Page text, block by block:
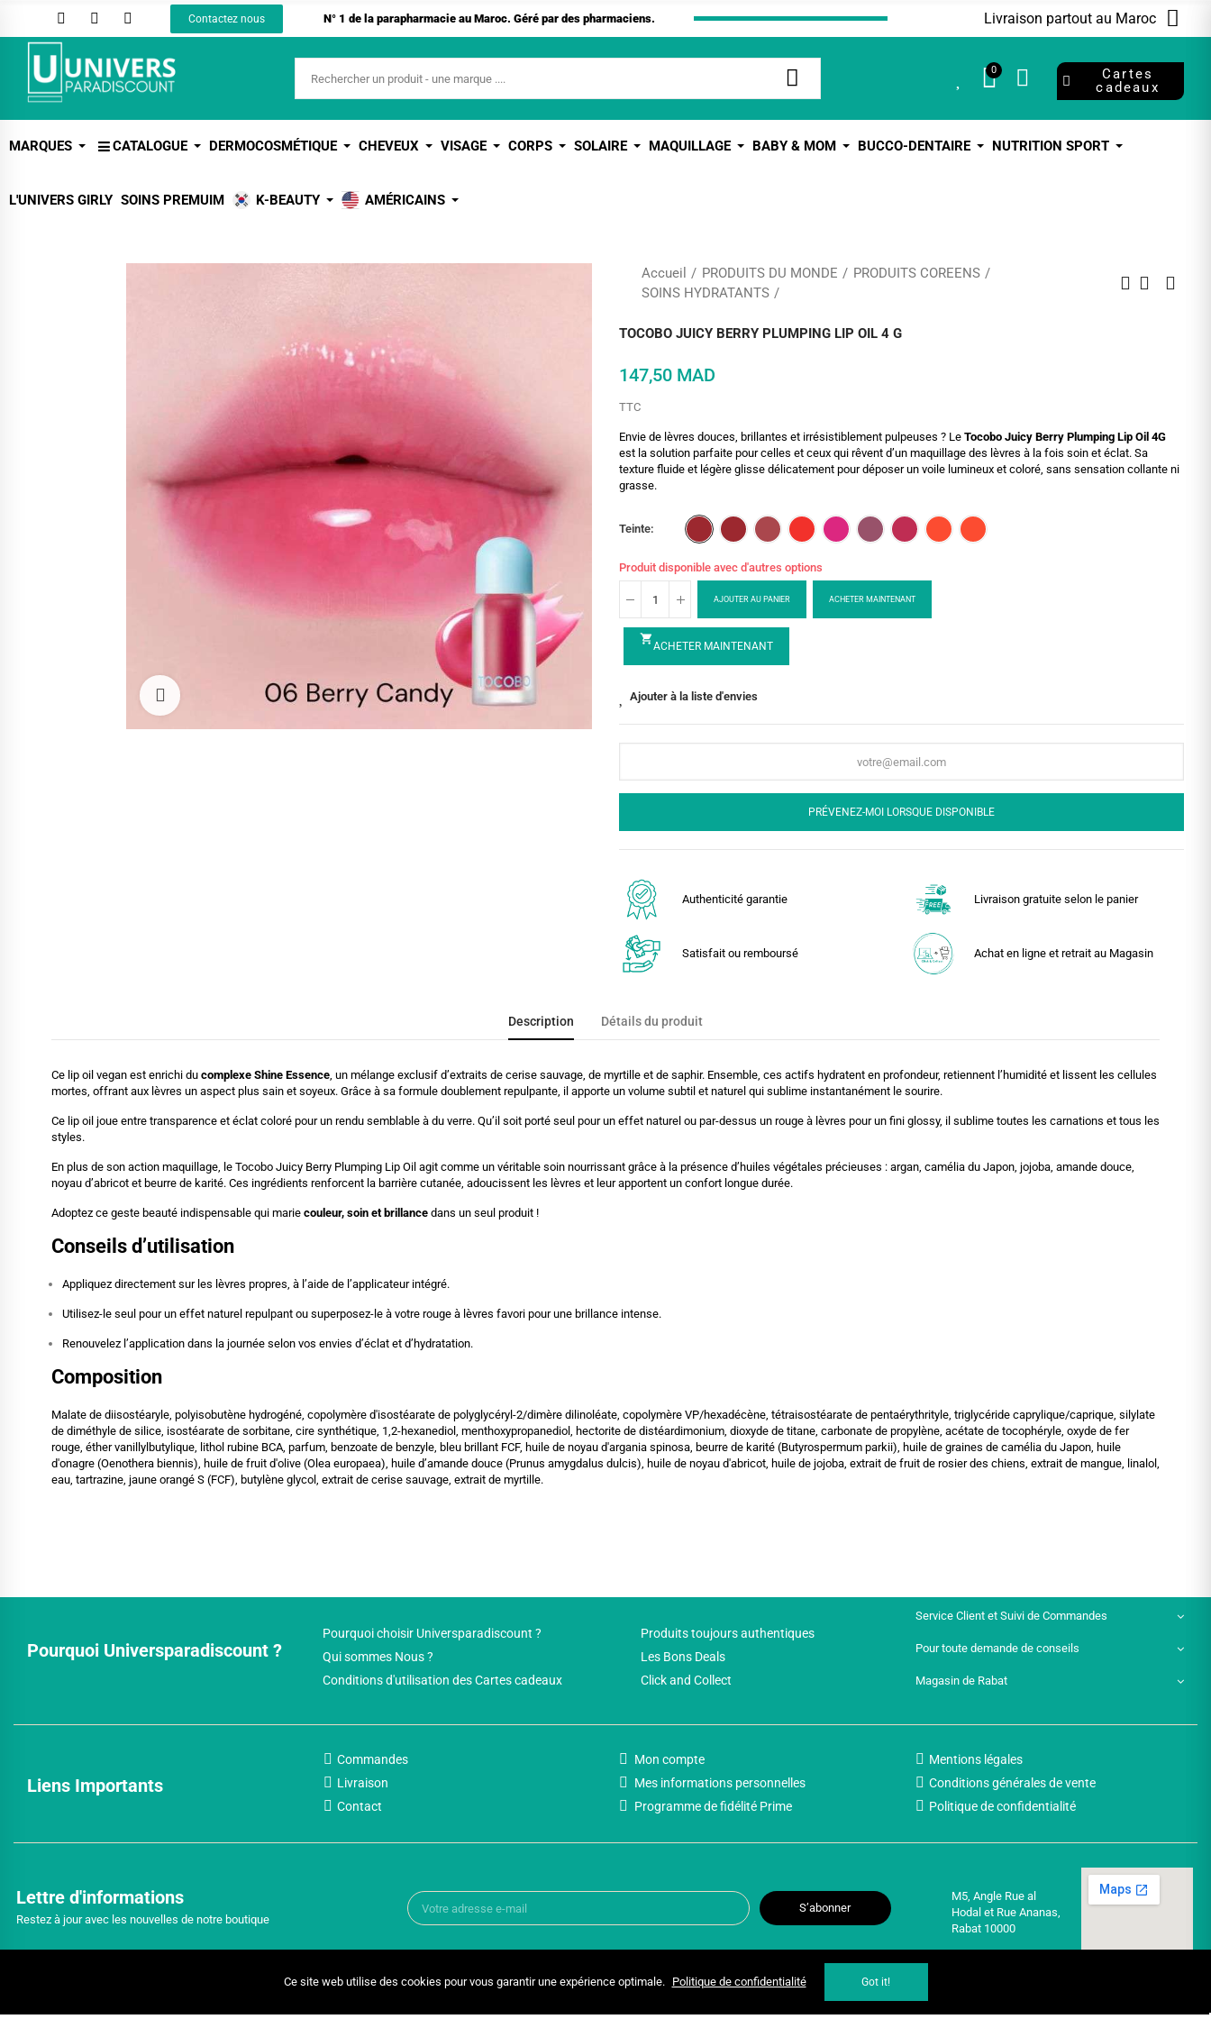
Contactez nous N° 1 de la parapharmacie au Maroc. Géré par des pharmaciens. Livraison partout au Maroc
0
Cartes
cadeaux
MARQUES CATALOGUE DERMOCOSMÉTIQUE CHEVEUX VISAGE CORPS SOLAIRE MAQUILLAGE BABY & MOM BUCCO-DENTAIRE NUTRITION SPORT
L'UNIVERS GIRLY SOINS PREMUIM K-BEAUTY AMÉRICAINS
Cliquez pour agrandir
Accueil PRODUITS DU MONDE
PRODUITS COREENS
SOINS HYDRATANTS
TOCOBO JUICY BERRY PLUMPING LIP OIL 4 G
147,50 MAD
TTC
Envie de lèvres douces, brillantes et irrésistiblement pulpeuses ? Le Tocobo Juicy Berry Plumping Lip Oil 4G
est la solution parfaite pour celles et ceux qui rêvent d’un maquillage des lèvres à la fois soin et éclat. Sa
texture fluide et légère glisse délicatement pour déposer un voile lumineux et coloré, sans sensation collante ni
grasse.
Teinte
Produit disponible avec d'autres options
AJOUTER AU PANIER ACHETER MAINTENANT
shopping_cart
ACHETER MAINTENANT
Ajouter à la liste d'envies
PRÉVENEZ-MOI LORSQUE DISPONIBLE
Authenticité garantie Livraison gratuite selon le panier
Satisfait ou remboursé Achat en ligne et retrait au Magasin
Description Détails du produit
Ce lip oil vegan est enrichi du complexe Shine Essence, un mélange exclusif d’extraits de cerise sauvage, de myrtille et de saphir. Ensemble, ces actifs hydratent en profondeur, retiennent l’humidité et lissent les cellules
mortes, offrant aux lèvres un aspect plus sain et soyeux. Grâce à sa formule doublement repulpante, il apporte un volume subtil et naturel qui sublime instantanément le sourire.
Ce lip oil joue entre transparence et éclat coloré pour un rendu semblable à du verre. Qu’il soit porté seul pour un effet naturel ou par-dessus un rouge à lèvres pour un fini glossy, il sublime toutes les carnations et tous les
styles.
En plus de son action maquillage, le Tocobo Juicy Berry Plumping Lip Oil agit comme un véritable soin nourrissant grâce à la présence d’huiles végétales précieuses : argan, camélia du Japon, jojoba, amande douce,
noyau d’abricot et beurre de karité. Ces ingrédients renforcent la barrière cutanée, adoucissent les lèvres et leur apportent un confort longue durée.
Adoptez ce geste beauté indispensable qui marie couleur, soin et brillance dans un seul produit !
Conseils d’utilisation
Appliquez directement sur les lèvres propres, à l’aide de l’applicateur intégré.
Utilisez-le seul pour un effet naturel repulpant ou superposez-le à votre rouge à lèvres favori pour une brillance intense.
Renouvelez l’application dans la journée selon vos envies d’éclat et d’hydratation.
Composition
Malate de diisostéaryle, polyisobutène hydrogéné, copolymère d'isostéarate de polyglycéryl-2/dimère dilinoléate, copolymère VP/hexadécène, tétraisostéarate de pentaérythrityle, triglycéride caprylique/caprique, silylate
de diméthyle de silice, isostéarate de sorbitane, cire synthétique, 1,2-hexanediol, menthoxypropanediol, hectorite de distéardimonium, dioxyde de titane, carbonate de propylène, acétate de tocophéryle, oxyde de fer
rouge, éther vanillylbutylique, lithol rubine BCA, parfum, benzoate de benzyle, bleu brillant FCF, huile de noyau d'argania spinosa, beurre de karité (Butyrospermum parkii), huile de graines de camélia du Japon, huile
d'onagre (Oenothera biennis), huile de fruit d'olive (Olea europaea), huile d’amande douce (Prunus amygdalus dulcis), huile de noyau d'abricot, huile de jojoba, extrait de fruit de rosier des chiens, extrait de mangue, linalol,
eau, tartrazine, jaune orangé S (FCF), butylène glycol, extrait de cerise sauvage, extrait de myrtille.
Pourquoi Universparadiscount ?
Pourquoi choisir Universparadiscount ?
Qui sommes Nous ?
Conditions d'utilisation des Cartes cadeaux
Produits toujours authentiques
Les Bons Deals
Click and Collect
Service Client et Suivi de Commandes
Pour toute demande de conseils
Magasin de Rabat
Liens Importants
Commandes
Livraison
Contact
Mon compte
Mes informations personnelles
Programme de fidélité Prime
Mentions légales
Conditions générales de vente
Politique de confidentialité
Lettre d'informations
Restez à jour avec les nouvelles de notre boutique
S’abonner
M5, Angle Rue al
Hodal et Rue Ananas,
Rabat 10000
Copyright © 2025 UNIVERSPARADISCOUNT
Ce site web utilise des cookies pour vous garantir une expérience optimale. Politique de confidentialité Got it!